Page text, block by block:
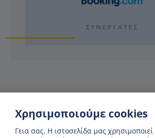
ΣΥΝΕΡΓΆΤΕΣ
Γιατί να χρησιμοποιήσετε
Ferries;
Χρησιμοποιούμε cookies
Γεια σας. H ιστοσελίδα μας